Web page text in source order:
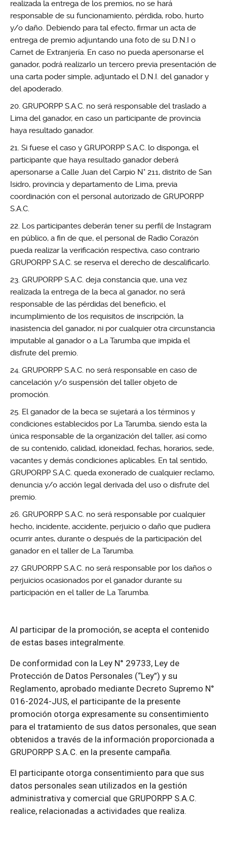
realizada la entrega de los premios, no se hará
responsable de su funcionamiento, pérdida, robo, hurto
y/o daño. Debiendo para tal efecto, firmar un acta de
entrega de premio adjuntando una foto de su D.N.I o
Carnet de Extranjería. En caso no pueda apersonarse el
ganador, podrá realizarlo un tercero previa presentación de
una carta poder simple, adjuntado el D.N.I. del ganador y
del apoderado.
GRUPORPP S.A.C. no será responsable del traslado a
Lima del ganador, en caso un participante de provincia
haya resultado ganador.
Si fuese el caso y GRUPORPP S.A.C. lo disponga, el
participante que haya resultado ganador deberá
apersonarse a Calle Juan del Carpio N° 211, distrito de San
Isidro, provincia y departamento de Lima, previa
coordinación con el personal autorizado de GRUPORPP
S.A.C.
Los participantes deberán tener su perfil de Instagram
en público, a fin de que, el personal de Radio Corazón
pueda realizar la verificación respectiva, caso contrario
GRUPORPP S.A.C. se reserva el derecho de descalificarlo.
GRUPORPP S.A.C. deja constancia que, una vez
realizada la entrega de la beca al ganador, no será
responsable de las pérdidas del beneficio, el
incumplimiento de los requisitos de inscripción, la
inasistencia del ganador, ni por cualquier otra circunstancia
imputable al ganador o a La Tarumba que impida el
disfrute del premio.
GRUPORPP S.A.C. no será responsable en caso de
cancelación y/o suspensión del taller objeto de
promoción.
El ganador de la beca se sujetará a los términos y
condiciones establecidos por La Tarumba, siendo esta la
única responsable de la organización del taller, así como
de su contenido, calidad, idoneidad, fechas, horarios, sede,
vacantes y demás condiciones aplicables. En tal sentido,
GRUPORPP S.A.C. queda exonerado de cualquier reclamo,
denuncia y/o acción legal derivada del uso o disfrute del
premio.
GRUPORPP S.A.C. no será responsable por cualquier
hecho, incidente, accidente, perjuicio o daño que pudiera
ocurrir antes, durante o después de la participación del
ganador en el taller de La Tarumba.
GRUPORPP S.A.C. no será responsable por los daños o
perjuicios ocasionados por el ganador durante su
participación en el taller de La Tarumba.
Al participar de la promoción, se acepta el contenido
de estas bases integralmente.
De conformidad con la Ley N° 29733, Ley de
Protección de Datos Personales (“Ley”) y su
Reglamento, aprobado mediante Decreto Supremo N°
016-2024-JUS, el participante de la presente
promoción otorga expresamente su consentimiento
para el tratamiento de sus datos personales, que sean
obtenidos a través de la información proporcionada a
GRUPORPP S.A.C. en la presente campaña.
El participante otorga consentimiento para que sus
datos personales sean utilizados en la gestión
administrativa y comercial que GRUPORPP S.A.C.
realice, relacionadas a actividades que realiza.